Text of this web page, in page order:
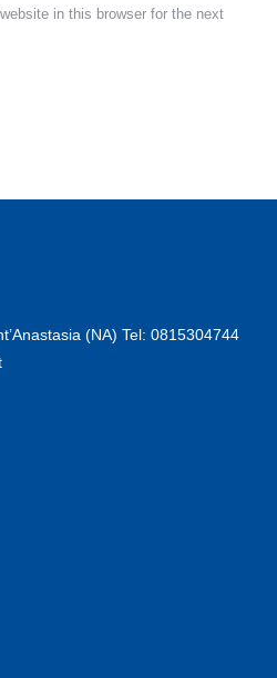
in this browser for the next
(NA) Tel: 0815304744